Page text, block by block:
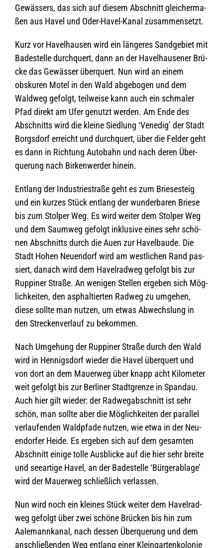
Gewäs­sers, das sich auf die­sem Abschnitt glei­cher­ma­
ßen aus Havel und Oder-Havel-Kanal zusammensetzt.
Kurz vor Havel­hau­sen wird ein län­ge­res Sand­ge­biet mit
Bade­stelle durch­quert, dann an der Havel­hau­se­ner Brü­
cke das Gewäs­ser über­quert. Nun wird an einem
obsku­ren Motel in den Wald abge­bo­gen und dem
Wald­weg gefolgt, teil­weise kann auch ein schma­ler
Pfad direkt am Ufer genutzt wer­den. Am Ende des
Abschnitts wird die kleine Sied­lung ‘Vene­dig’ der Stadt
Borgs­dorf erreicht und durch­quert, über die Fel­der geht
es dann in Rich­tung Auto­bahn und nach deren Über­
que­rung nach Bir­ken­wer­der hinein.
Ent­lang der Indus­trie­straße geht es zum Brie­se­steig
und ein kur­zes Stück ent­lang der wun­der­ba­ren Briese
bis zum Stol­per Weg. Es wird wei­ter dem Stol­per Weg
und dem Saum­weg gefolgt inklu­sive eines sehr schö­
nen Abschnitts durch die Auen zur Havel­baude. Die
Stadt Hohen Neu­en­dorf wird am west­li­chen Rand pas­
siert, danach wird dem Havel­rad­weg gefolgt bis zur
Rup­pi­ner Straße. An weni­gen Stel­len erge­ben sich Mög­
lich­kei­ten, den asphal­tier­ten Rad­weg zu umge­hen,
diese sollte man nut­zen, um etwas Abwechs­lung in
den Stre­cken­ver­lauf zu bekommen.
Nach Umge­hung der Rup­pi­ner Straße durch den Wald
wird in Hen­nigs­dorf wie­der die Havel über­quert und
von dort an dem Mau­er­weg über knapp acht Kilo­me­ter
weit gefolgt bis zur Ber­li­ner Stadt­grenze in Span­dau.
Auch hier gilt wie­der: der Rad­weg­ab­schnitt ist sehr
schön, man sollte aber die Mög­lich­kei­ten der par­al­lel
ver­lau­fen­den Wald­pfade nut­zen, wie etwa in der Neu­
en­dor­fer Heide. Es erge­ben sich auf dem gesam­ten
Abschnitt einige tolle Aus­bli­cke auf die hier sehr breite
und see­ar­tige Havel, an der Bade­stelle ‘Bür­ger­ab­lage’
wird der Mau­er­weg schließ­lich verlassen.
Nun wird noch ein klei­nes Stück wei­ter dem Havel­rad­
weg gefolgt über zwei schöne Brü­cken bis hin zum
Aale­mann­ka­nal, nach des­sen Über­que­rung und dem
anschlie­ßen­den Weg ent­lang einer Klein­gar­ten­ko­lo­nie